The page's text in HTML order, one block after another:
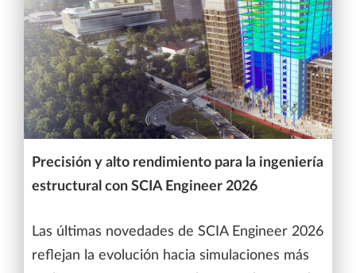
Precisión y alto rendimiento para la ingeniería
estructural con SCIA Engineer 2026
Las últimas novedades de SCIA Engineer 2026
reflejan la evolución hacia simulaciones más